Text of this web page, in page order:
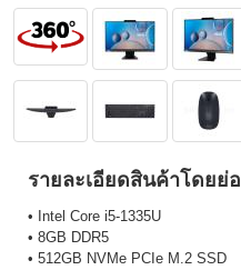
รายละเอียดสินค้าโดยย่อ
• Intel Core i5-1335U
• 8GB DDR5
• 512GB NVMe PCIe M.2 SSD